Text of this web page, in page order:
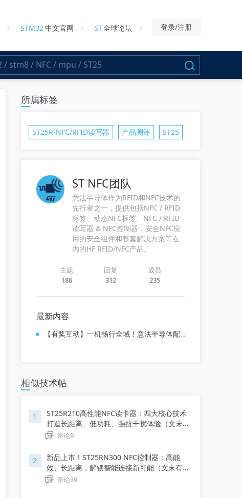
STM32中文官网 ST全球论坛 登录/注册
所属标签
ST25R-NFC/RFID读写器 产品测评 ST25
ST NFC团队
意法半导体作为RFID和NFC技术的
先行者之一，提供包括NFC / RFID
标签、动态NFC标签、NFC / RFID
读写器 & NFC控制器，安全NFC应
用的安全组件和整套解决方案等在
内的HF RFID/NFC产品。
主题
186
回复
312
成员
235
最新内容
【有奖互动】一机畅行全域！意法半导体配齐Aliro全套解决方案
相似技术帖
1
ST25R210高性能NFC读卡器：四大核心技术
打造长距离、低功耗、强抗干扰体验（文末福
利）评论9
2
新品上市！ST25RN300 NFC控制器：高能
效、长距离，解锁智能连接新可能（文末有
奖）评论39